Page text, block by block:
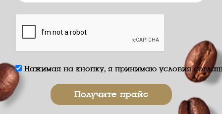
Нажимая на кнопку, я принимаю условия